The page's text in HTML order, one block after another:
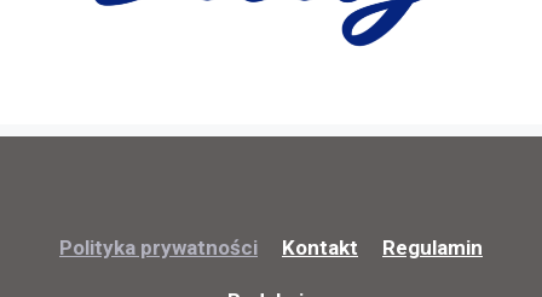
Polityka prywatności Kontakt Regulamin